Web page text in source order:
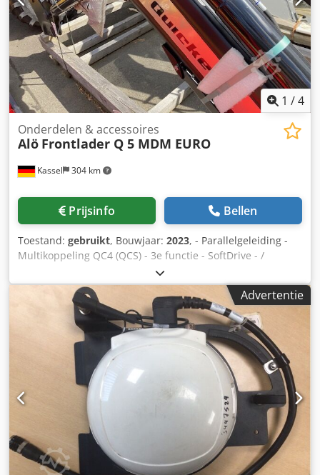
1 /4
Kassel 304 km
Onderdelen & accessoires
Alö Frontlader Q 5 MDM EURO
Prijsinfo Bellen
Toestand: gebruikt, Bouwjaar: 2023, - Parallelgeleiding -
Multikoppeling QC4 (QCS) - 3e functie - SoftDrive - /
Montagehulp / Dedpst A Tz Refx Acqokr
Advertentie